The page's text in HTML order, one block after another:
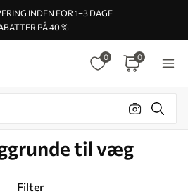
INDEN FOR 1–3 DAGE
PÅ 40 %
0 0
til væg
Filter